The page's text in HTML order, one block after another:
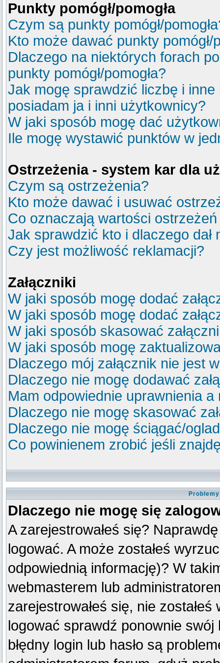
Punkty pomógł/pomogła
Czym są punkty pomógł/
Kto może dawać punkty pomógł/
Dlaczego na niektórych forach
punkty pomógł/pomogła?
Jak mogę sprawdzić liczbę i
posiadam ja i inni użytkownicy?
W jaki sposób mogę dać
Ile mogę wystawić punktów w
Ostrzeżenia - system kar dla
Czym są ostrzeżenia?
Kto może dawać i usuwać
Co oznaczają wartości
Jak sprawdzić kto i dlaczego dał
Czy jest możliwość reklamacji?
Załączniki
W jaki sposób mogę dodać
W jaki sposób mogę dodać
W jaki sposób skasować
W jaki sposób mogę
Dlaczego mój załącznik nie jest
Dlaczego nie mogę dodawać
Mam odpowiednie uprawnienia
Dlaczego nie mogę skasować
Dlaczego nie mogę ściągać/
Co powinienem zrobić jeśli
Dlaczego nie mogę się
A zarejestrowałeś się?
logować. A może zostałeś
odpowiednią informację)? W
webmasterem lub
zarejestrowałeś się, nie
logować sprawdź ponownie swój
błędny login lub hasło są